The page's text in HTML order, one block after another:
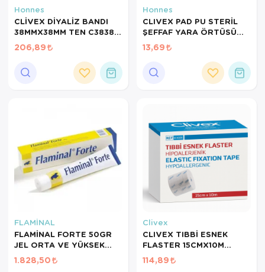
Sarf Malzemeleri
Sarf Malzemeleri
Honnes
CLİVEX DİYALİZ BANDI
38MMX38MM TEN C3838
1KUTU=100ADET
HEMOSTATİK BASI BANDI
206,89
Honnes
CLIVEX PAD PU STERİL
ŞEFFAF YARA ÖRTÜSÜ
5CMX9CM C6109P CLiVEX
SIVI GEÇİRMEZ
13,69
FLAMİNAL
FLAMİNAL FORTE 50GR
JEL ORTA VE YÜKSEK
EKSUDALI YARALAR İÇİN
1.828,50
Clivex
CLIVEX TIBBİ ESNEK
FLASTER 15CMX10M
HİPOALERJENİK FİX
FLASTER CLİVEX IC4115
114,89